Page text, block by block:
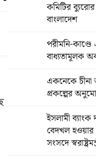
কমিটির ব্যুরোর
বাংলাদেশ
পরীমনি-
বাধ্যতামূলক
একনেকে
প্রকল্পের
ইসলামী
বেদখল হওয়ার
সংসদে